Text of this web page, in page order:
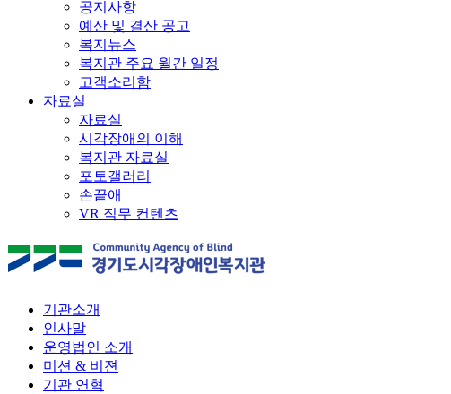
공지사항
예산 및 결산 공고
복지뉴스
복지관 주요 월간 일정
고객소리함
자료실
자료실
시각장애의 이해
복지관 자료실
포토갤러리
손끝애
VR 직무 컨텐츠
기관소개
인사말
운영법인 소개
미션 & 비젼
기관 연혁